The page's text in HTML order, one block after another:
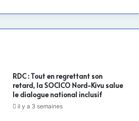
Z
RDC : Tout en regrettant son
retard, la SOCICO Nord-Kivu salue
le dialogue national inclusif
il y a 3 semaines